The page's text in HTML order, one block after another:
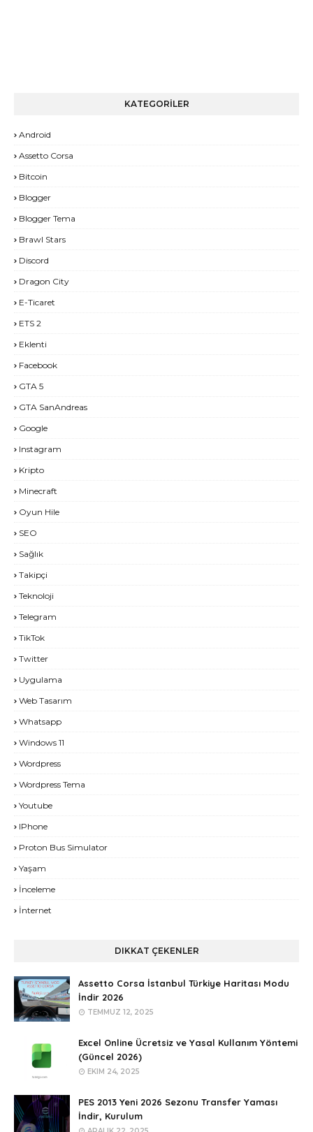
KATEGORİLER
Android
Assetto Corsa
Bitcoin
Blogger
Blogger Tema
Brawl Stars
Discord
Dragon City
E-Ticaret
ETS 2
Eklenti
Facebook
GTA 5
GTA SanAndreas
Google
Instagram
Kripto
Minecraft
Oyun Hile
SEO
Sağlık
Takipçi
Teknoloji
Telegram
TikTok
Twitter
Uygulama
Web Tasarım
Whatsapp
Windows 11
Wordpress
Wordpress Tema
Youtube
IPhone
Proton Bus Simulator
Yaşam
İnceleme
İnternet
DIKKAT ÇEKENLER
Assetto Corsa İstanbul Türkiye Haritası Modu
İndir 2026
TEMMUZ 12, 2025
Excel Online Ücretsiz ve Yasal Kullanım Yöntemi
(Güncel 2026)
EKIM 24, 2025
PES 2013 Yeni 2026 Sezonu Transfer Yaması
İndir, Kurulum